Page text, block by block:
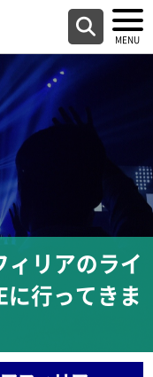
リアのライ
行ってきま